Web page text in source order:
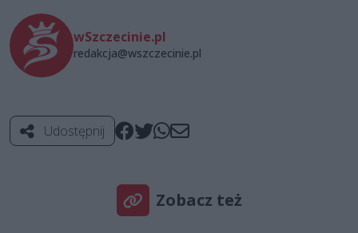
wSzczecinie.pl
redakcja@wszczecinie.pl
Udostępnij
Zobacz też